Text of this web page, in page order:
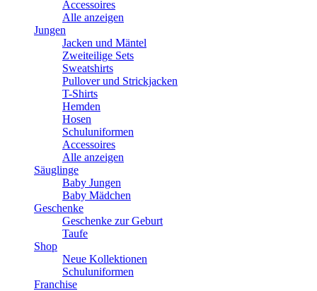
Accessoires
Alle anzeigen
Jungen
Jacken und Mäntel
Zweiteilige Sets
Sweatshirts
Pullover und Strickjacken
T-Shirts
Hemden
Hosen
Schuluniformen
Accessoires
Alle anzeigen
Säuglinge
Baby Jungen
Baby Mädchen
Geschenke
Geschenke zur Geburt
Taufe
Shop
Neue Kollektionen
Schuluniformen
Franchise